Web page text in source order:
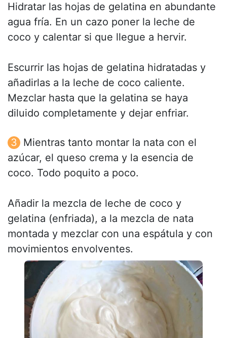
Hidratar las hojas de gelatina en abundante
agua fría. En un cazo poner la leche de
coco y calentar si que llegue a hervir.
Escurrir las hojas de gelatina hidratadas y
añadirlas a la leche de coco caliente.
Mezclar hasta que la gelatina se haya
diluido completamente y dejar enfriar.
Mientras tanto montar la nata con el
azúcar, el queso crema y la esencia de
coco. Todo poquito a poco.
Añadir la mezcla de leche de coco y
gelatina (enfriada), a la mezcla de nata
montada y mezclar con una espátula y con
movimientos envolventes.